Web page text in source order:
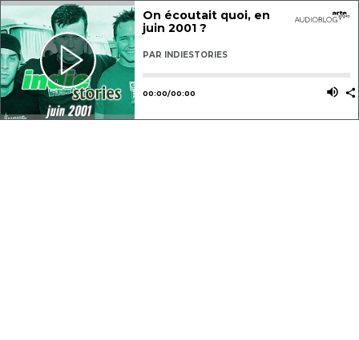
On écoutait quoi, en
juin 2001 ?
PAR INDIESTORIES
Utilisez les flèches gauche ou
00:00/00:00